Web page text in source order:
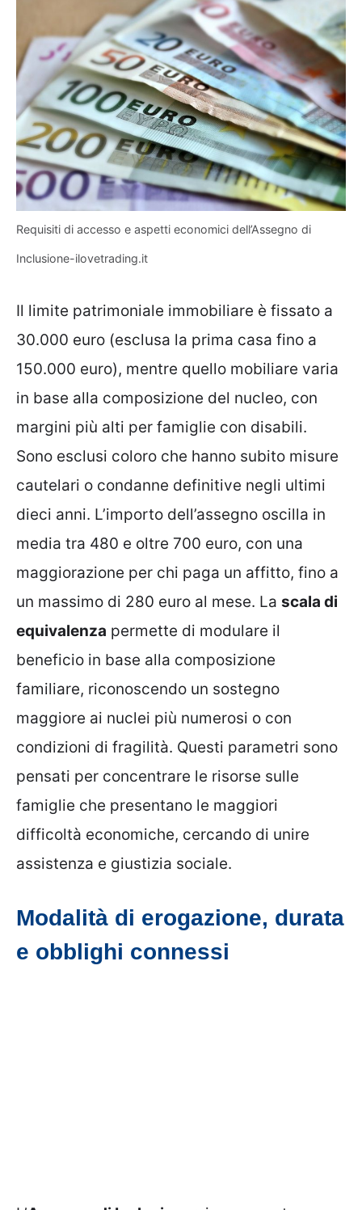
Requisiti di accesso e aspetti economici dell’Assegno di
Inclusione-ilovetrading.it
Il limite patrimoniale immobiliare è fissato a
30.000 euro (esclusa la prima casa fino a
150.000 euro), mentre quello mobiliare varia
in base alla composizione del nucleo, con
margini più alti per famiglie con disabili.
Sono esclusi coloro che hanno subito misure
cautelari o condanne definitive negli ultimi
dieci anni. L’importo dell’assegno oscilla in
media tra 480 e oltre 700 euro, con una
maggiorazione per chi paga un affitto, fino a
un massimo di 280 euro al mese. La scala di
equivalenza permette di modulare il
beneficio in base alla composizione
familiare, riconoscendo un sostegno
maggiore ai nuclei più numerosi o con
condizioni di fragilità. Questi parametri sono
pensati per concentrare le risorse sulle
famiglie che presentano le maggiori
difficoltà economiche, cercando di unire
assistenza e giustizia sociale.
Modalità di erogazione, durata
e obblighi connessi